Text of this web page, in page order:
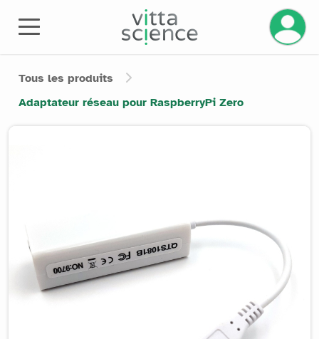
Gérez
Tous les produits
Adaptateur réseau pour RaspberryPi Zero